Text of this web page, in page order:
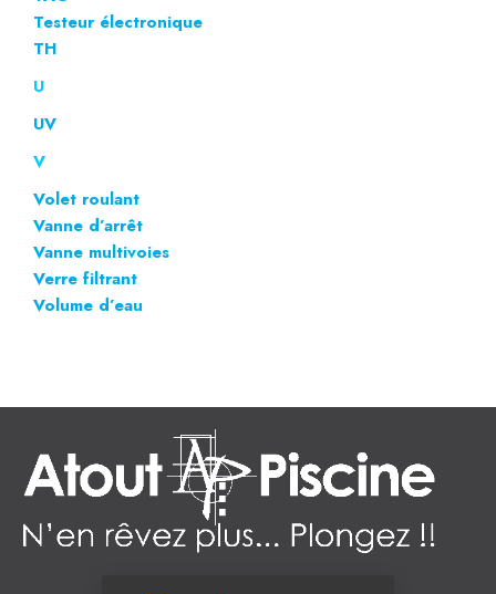
Testeur électronique
TH
U
UV
V
Volet roulant
Vanne d’arrêt
Vanne multivoies
Verre filtrant
Volume d’eau